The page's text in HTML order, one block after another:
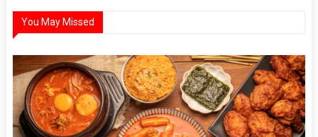
You May Missed